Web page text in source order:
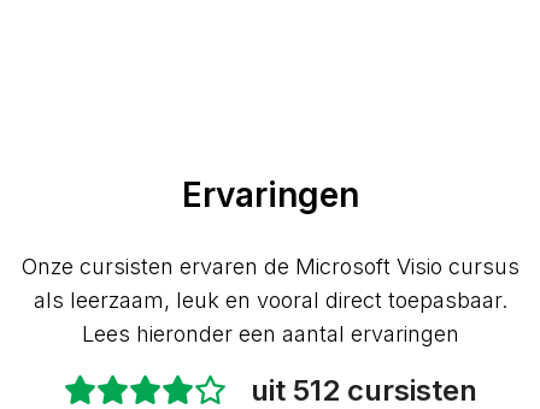
Ervaringen
Onze cursisten ervaren de Microsoft Visio cursus
als leerzaam, leuk en vooral direct toepasbaar.
Lees hieronder een aantal ervaringen
uit 512 cursisten